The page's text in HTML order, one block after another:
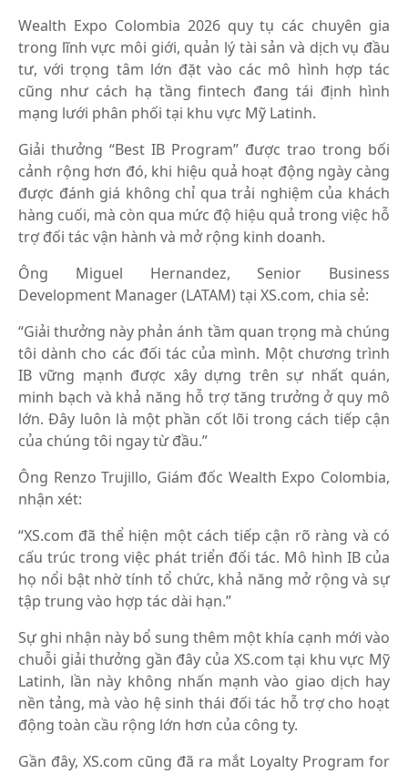
Wealth Expo Colombia 2026 quy tụ các chuyên gia
trong lĩnh vực môi giới, quản lý tài sản và dịch vụ đầu
tư, với trọng tâm lớn đặt vào các mô hình hợp tác
cũng như cách hạ tầng fintech đang tái định hình
mạng lưới phân phối tại khu vực Mỹ Latinh.
Giải thưởng “Best IB Program” được trao trong bối
cảnh rộng hơn đó, khi hiệu quả hoạt động ngày càng
được đánh giá không chỉ qua trải nghiệm của khách
hàng cuối, mà còn qua mức độ hiệu quả trong việc hỗ
trợ đối tác vận hành và mở rộng kinh doanh.
Ông Miguel Hernandez, Senior Business
Development Manager (LATAM) tại XS.com, chia sẻ:
“Giải thưởng này phản ánh tầm quan trọng mà chúng
tôi dành cho các đối tác của mình. Một chương trình
IB vững mạnh được xây dựng trên sự nhất quán,
minh bạch và khả năng hỗ trợ tăng trưởng ở quy mô
lớn. Đây luôn là một phần cốt lõi trong cách tiếp cận
của chúng tôi ngay từ đầu.”
Ông Renzo Trujillo, Giám đốc Wealth Expo Colombia,
nhận xét:
“XS.com đã thể hiện một cách tiếp cận rõ ràng và có
cấu trúc trong việc phát triển đối tác. Mô hình IB của
họ nổi bật nhờ tính tổ chức, khả năng mở rộng và sự
tập trung vào hợp tác dài hạn.”
Sự ghi nhận này bổ sung thêm một khía cạnh mới vào
chuỗi giải thưởng gần đây của XS.com tại khu vực Mỹ
Latinh, lần này không nhấn mạnh vào giao dịch hay
nền tảng, mà vào hệ sinh thái đối tác hỗ trợ cho hoạt
động toàn cầu rộng lớn hơn của công ty.
Gần đây, XS.com cũng đã ra mắt Loyalty Program for